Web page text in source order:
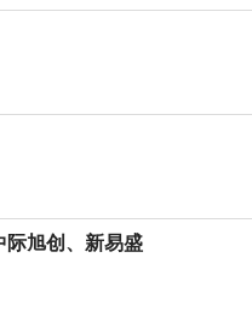
际旭创、新易盛